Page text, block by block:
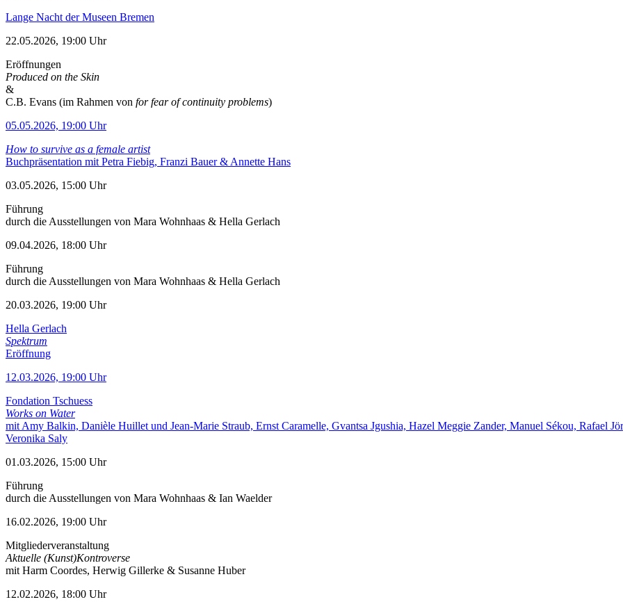
Lange Nacht der Museen Bremen
22.05.2026, 19:00 Uhr
Eröffnungen
Produced on the Skin
&
C.B. Evans (im Rahmen von for fear of continuity problems)
05.05.2026, 19:00 Uhr
How to survive as a female artist
Buchpräsentation mit Petra Fiebig, Franzi Bauer & Annette Hans
03.05.2026, 15:00 Uhr
Führung
durch die Ausstellungen von Mara Wohnhaas & Hella Gerlach
09.04.2026, 18:00 Uhr
Führung
durch die Ausstellungen von Mara Wohnhaas & Hella Gerlach
20.03.2026, 19:00 Uhr
Hella Gerlach
Spektrum
Eröffnung
12.03.2026, 19:00 Uhr
Fondation Tschuess
Works on Water
mit Amy Balkin, Danièle Huillet und Jean-Marie Straub, Ernst Caramelle, Gvantsa Jgushia, Hazel Meggie Zander, Manuel Sékou, Rafael
Veronika Saly
01.03.2026, 15:00 Uhr
Führung
durch die Ausstellungen von Mara Wohnhaas & Ian Waelder
16.02.2026, 19:00 Uhr
Mitgliederveranstaltung
Aktuelle (Kunst)Kontroverse
mit Harm Coordes, Herwig Gillerke & Susanne Huber
12.02.2026, 18:00 Uhr